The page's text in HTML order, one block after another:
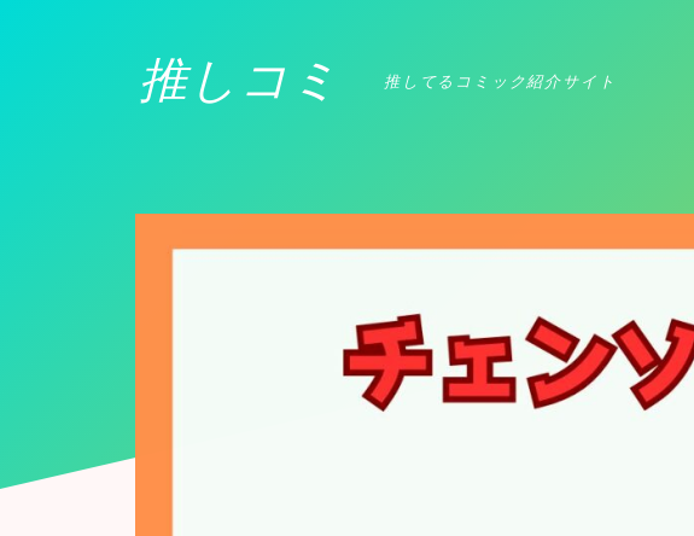
推しコミ 推してるコミック紹介サイト